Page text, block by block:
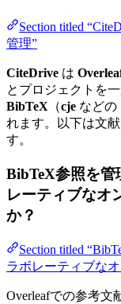
Section titled
管理”
CiteDrive は
とプロジェクトを
BibTeX （cje などの
れます。以下は文
す。
BibTeX参照を管
レーティブなオ
か？
Section titled
ラボレーティブな
Overleafでの参考文